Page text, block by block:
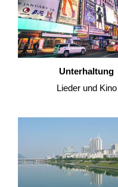
Unterhaltung
Lieder und Kino